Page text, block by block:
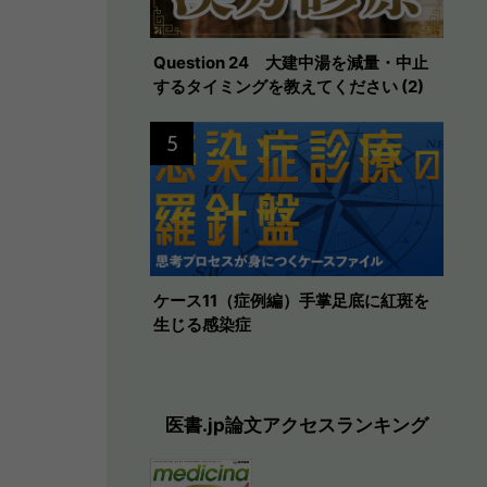
Question 24 大建中湯を減量・中止
するタイミングを教えてください (2)
ケース11（症例編）手掌足底に紅斑を
生じる感染症
5
医書.jp論文アクセスランキング